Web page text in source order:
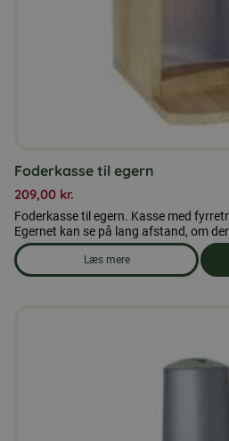
Foderkasse til egern
209,00 kr.
Foderkasse til egern. Kasse med
Egernet kan se på lang afstand, om
Læs mere
om produkten